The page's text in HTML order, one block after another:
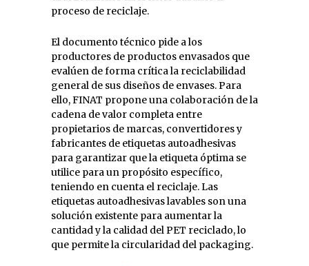
proceso de reciclaje.
El documento técnico pide a los
productores de productos envasados que
evalúen de forma crítica la reciclabilidad
general de sus diseños de envases. Para
ello, FINAT propone una colaboración de la
cadena de valor completa entre
propietarios de marcas, convertidores y
fabricantes de etiquetas autoadhesivas
para garantizar que la etiqueta óptima se
utilice para un propósito específico,
teniendo en cuenta el reciclaje. Las
etiquetas autoadhesivas lavables son una
solución existente para aumentar la
cantidad y la calidad del PET reciclado, lo
que permite la circularidad del packaging.